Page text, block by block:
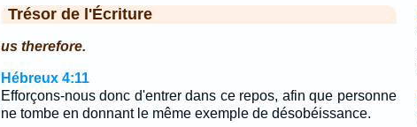
Trésor de l'Écriture
us therefore.
Hébreux 4:11
Efforçons-nous donc d'entrer dans ce repos, afin que personne
ne tombe en donnant le même exemple de désobéissance.